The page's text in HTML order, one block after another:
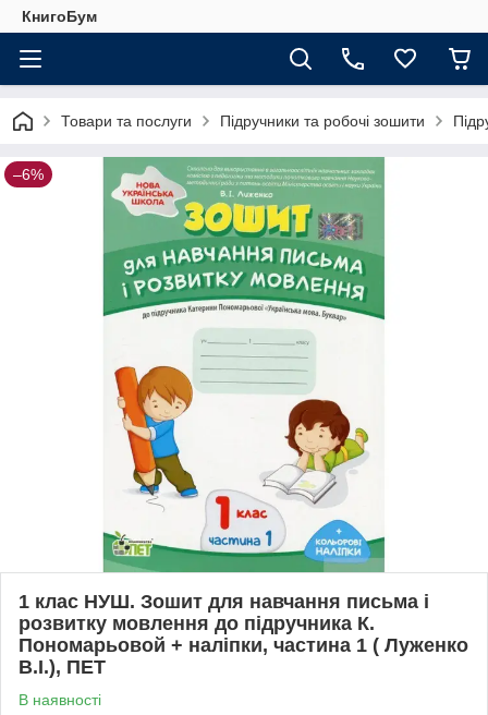
КнигоБум
Товари та послуги Підручники та робочі зошити
–6%
1 клас НУШ. Зошит для навчання письма і
розвитку мовлення до підручника К.
Пономарьовой + наліпки, частина 1 ( Луженко
В.І.), ПЕТ
В наявності